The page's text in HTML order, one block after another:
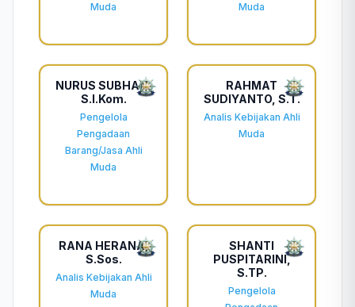
Muda
Muda
NURUS SUBHAN,
S.I.Kom.
Pengelola
Pengadaan
Barang/Jasa Ahli
Muda
RAHMAT
SUDIYANTO, S.T.
Analis Kebijakan Ahli
Muda
RANA HERANA,
S.Sos.
Analis Kebijakan Ahli
Muda
SHANTI
PUSPITARINI,
S.TP.
Pengelola